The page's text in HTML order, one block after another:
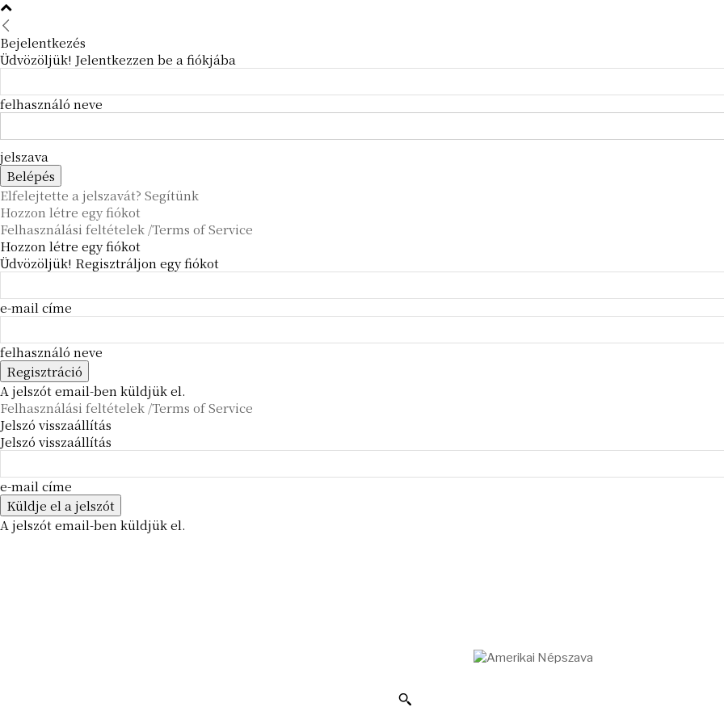
Bejelentkezés
Üdvözöljük! Jelentkezzen be a fiókjába
felhasználó neve
jelszava
Elfelejtette a jelszavát? Segítünk
Hozzon létre egy fiókot
Felhasználási feltételek /Terms of Service
Hozzon létre egy fiókot
Üdvözöljük! Regisztráljon egy fiókot
e-mail címe
felhasználó neve
A jelszót email-ben küldjük el.
Felhasználási feltételek /Terms of Service
Jelszó visszaállítás
Jelszó visszaállítás
e-mail címe
A jelszót email-ben küldjük el.